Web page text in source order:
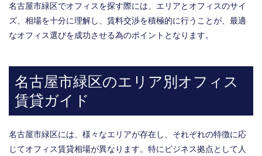
名古屋市緑区でオフィスを探す際には、エリアとオフィスのサイ
ズ、相場を十分に理解し、賃料交渉を積極的に行うことが、最適
なオフィス選びを成功させる為のポイントとなります。
名古屋市緑区のエリア別オフィス
賃貸ガイド
名古屋市緑区には、様々なエリアが存在し、それぞれの特徴に応
じてオフィス賃貸相場が異なります。特にビジネス拠点として人